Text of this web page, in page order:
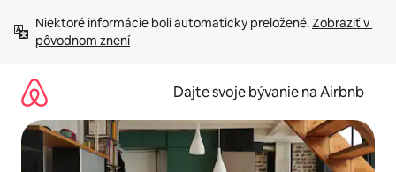
obsah.
Niektoré informácie boli automaticky preložené. Zobraziť v
pôvodnom znení
Dajte svoje bývanie na Airbnb